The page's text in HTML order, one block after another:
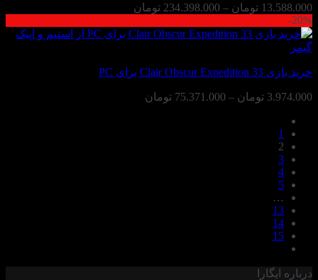
13.588.000 تومان –
234.398.000 تومان
13.588.000 تومان
20%-
خرید بازی Clair Obscur Expedition 33 برای PC
3.974.000 تومان –
75.371.000 تومان
1
2
3
4
5
…
13
14
15
درباره ایگارا